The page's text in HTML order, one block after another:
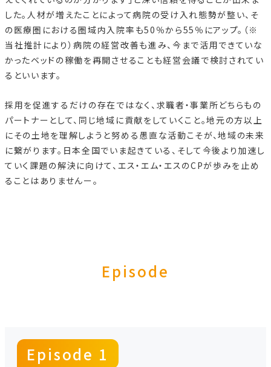
した。人材が増えたことによって病院の受け入れ態勢が整い、そ
の医療圏における圏域内入院率も50％から55％にアップ。（※
当社推計により）病院の経営改善も進み、今まで活用できていな
かったベッドの稼働を再開させることも経営会議で検討されてい
るといいます。
採用を促進するだけの存在ではなく、求職者・事業所どちらもの
パートナーとして、同じ地域に貢献をしていくこと。地元の方以上
にその土地を理解しようと努める愚直な活動こそが、地域の未来
に繋がります。日本全国でいま起きている、そして今後より加速し
ていく課題の解決に向けて、エス・エム・エスのCPが歩みを止め
ることはありませんー。
Episode
Episode 1